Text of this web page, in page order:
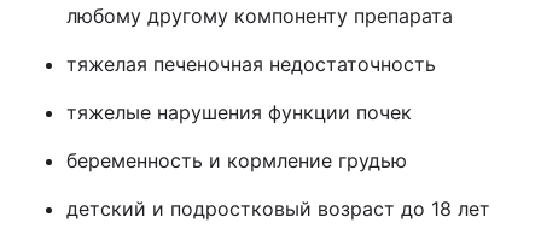
любому другому компоненту препарата
тяжелая печеночная недостаточность
тяжелые нарушения функции почек
беременность и кормление грудью
детский и подростковый возраст до 18 лет